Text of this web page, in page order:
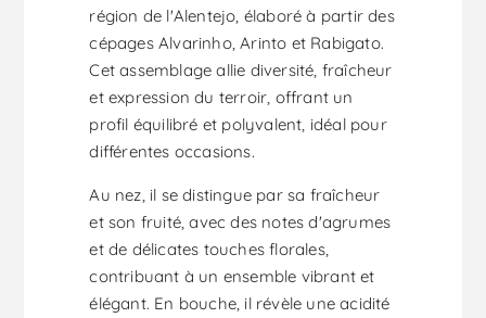
région de l'Alentejo, élaboré à partir des
cépages Alvarinho, Arinto et Rabigato.
Cet assemblage allie diversité, fraîcheur
et expression du terroir, offrant un
profil équilibré et polyvalent, idéal pour
différentes occasions.
Au nez, il se distingue par sa fraîcheur
et son fruité, avec des notes d'agrumes
et de délicates touches florales,
contribuant à un ensemble vibrant et
élégant. En bouche, il révèle une acidité